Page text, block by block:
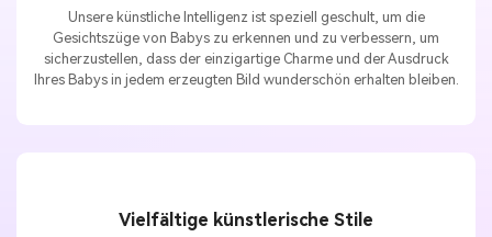
Unsere künstliche Intelligenz ist speziell geschult, um die
Gesichtszüge von Babys zu erkennen und zu verbessern, um
sicherzustellen, dass der einzigartige Charme und der Ausdruck
Ihres Babys in jedem erzeugten Bild wunderschön erhalten bleiben.
Vielfältige künstlerische Stile